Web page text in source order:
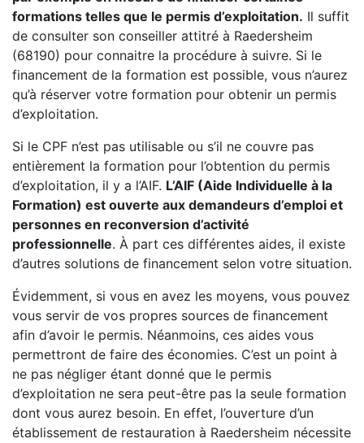
formations telles que le permis d’exploitation. Il suffit
de consulter son conseiller attitré à Raedersheim
(68190) pour connaitre la procédure à suivre. Si le
financement de la formation est possible, vous n’aurez
qu’à réserver votre formation pour obtenir un permis
d’exploitation.
Si le CPF n’est pas utilisable ou s’il ne couvre pas
entièrement la formation pour l’obtention du permis
d’exploitation, il y a l’AIF. L’AIF (Aide Individuelle à la
Formation) est ouverte aux demandeurs d’emploi et
personnes en reconversion d’activité
professionnelle. À part ces différentes aides, il existe
d’autres solutions de financement selon votre situation.
Évidemment, si vous en avez les moyens, vous pouvez
vous servir de vos propres sources de financement
afin d’avoir le permis. Néanmoins, ces aides vous
permettront de faire des économies. C’est un point à
ne pas négliger étant donné que le permis
d’exploitation ne sera peut-être pas la seule formation
dont vous aurez besoin. En effet, l’ouverture d’un
établissement de restauration à Raedersheim nécessite